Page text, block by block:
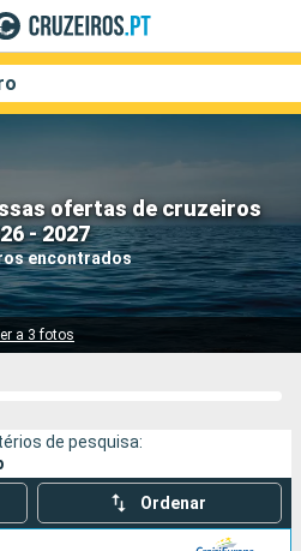
ofertas de cruzeiros
- 2027
encontrados
a 3 fotos
de pesquisa:
Ordenar